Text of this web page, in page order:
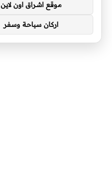
موقع اشراق اون لاين
اركان سياحة وسفر